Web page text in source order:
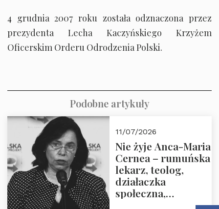
4 grudnia 2007 roku została odznaczona przez
prezydenta Lecha Kaczyńskiego Krzyżem
Oficerskim Orderu Odrodzenia Polski.
Podobne artykuły
11/07/2026
Nie żyje Anca-Maria
Cernea – rumuńska
lekarz, teolog,
działaczka
społeczna,